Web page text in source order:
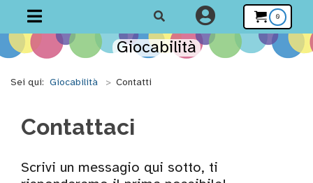
0
Giocabilità
Giocabilità
Sei qui: Giocabilità > Contatti
Contattaci
Scrivi un messagio qui sotto, ti